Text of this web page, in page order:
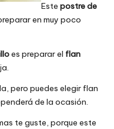
Este postre de
en muy poco
es preparar el flan
pero puedes elegir flan
de la ocasión.
te guste, porque este